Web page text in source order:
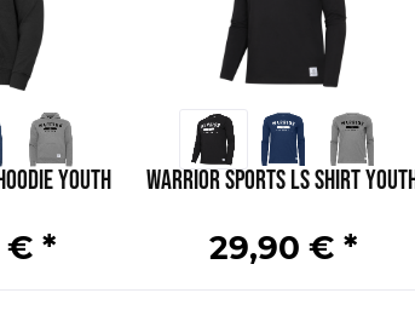
Youth
€ *
Warrior Sports LS Shirt
29,90 € *